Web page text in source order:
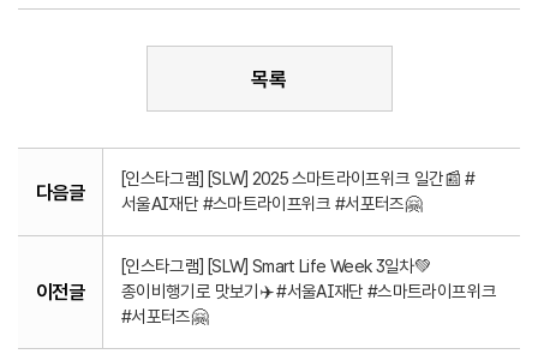
목록
다음글
[인스타그램] [SLW] 2025 스마트라이프위크 일간📰 #
서울AI재단 #스마트라이프위크 #서포터즈🤗
이전글
[인스타그램] [SLW] Smart Life Week 3일차💚
종이비행기로 맛보기✈️ #서울AI재단 #스마트라이프위크
#서포터즈🤗